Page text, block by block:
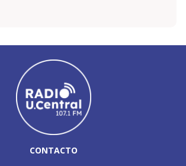
CONTACTO